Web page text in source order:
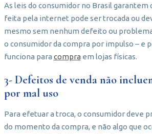
As leis do consumidor no Brasil garantem
feita pela internet pode ser trocada ou
mesmo sem nenhum defeito ou
o consumidor da compra por impulso – e
funciona para compra em lojas físicas.
3- Defeitos de venda não
por mal uso
Para efetuar a troca, o consumidor deve
do momento da compra, e não algo que